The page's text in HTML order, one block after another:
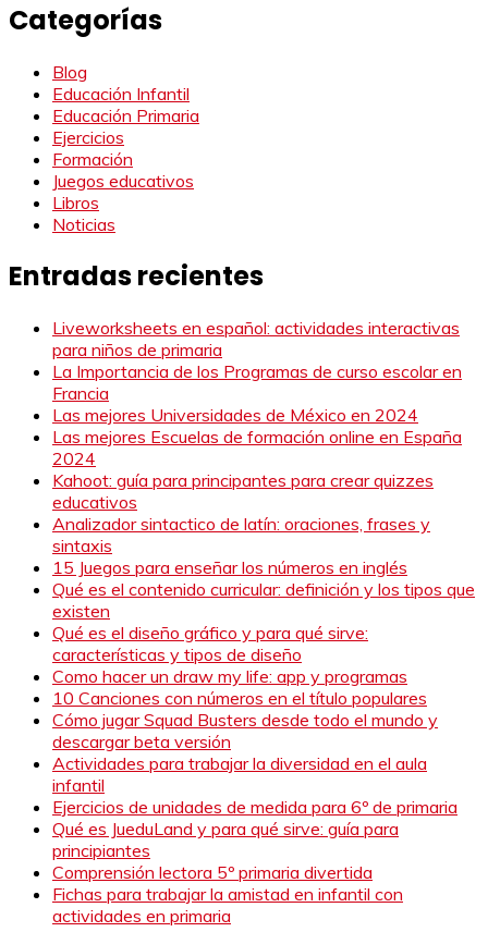
Categorías
Blog
Educación Infantil
Educación Primaria
Ejercicios
Formación
Juegos educativos
Libros
Noticias
Entradas recientes
Liveworksheets en español: actividades interactivas
para niños de primaria
La Importancia de los Programas de curso escolar en
Francia
Las mejores Universidades de México en 2024
Las mejores Escuelas de formación online en España
2024
Kahoot: guía para principantes para crear quizzes
educativos
Analizador sintactico de latín: oraciones, frases y
sintaxis
15 Juegos para enseñar los números en inglés
Qué es el contenido curricular: definición y los tipos que
existen
Qué es el diseño gráfico y para qué sirve:
características y tipos de diseño
Como hacer un draw my life: app y programas
10 Canciones con números en el título populares
Cómo jugar Squad Busters desde todo el mundo y
descargar beta versión
Actividades para trabajar la diversidad en el aula
infantil
Ejercicios de unidades de medida para 6º de primaria
Qué es JueduLand y para qué sirve: guía para
principiantes
Comprensión lectora 5º primaria divertida
Fichas para trabajar la amistad en infantil con
actividades en primaria